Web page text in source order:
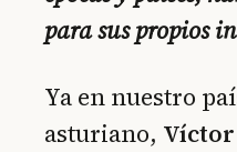
para sus propios
Ya en nuestro
asturiano,